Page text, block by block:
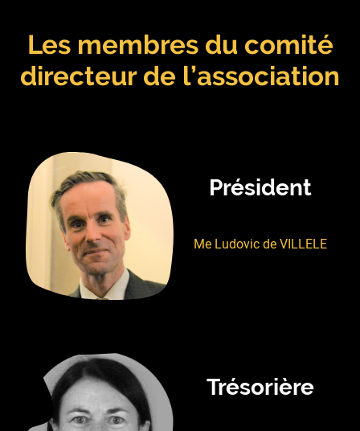
Les membres du comité
directeur de l’association
Président
Me Ludovic de VILLELE
Trésorière